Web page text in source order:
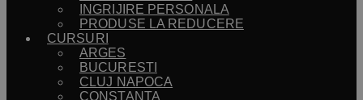
INGRIJIRE PERSONALA
PRODUSE LA REDUCERE
CURSURI
ARGES
BUCURESTI
CLUJ NAPOCA
CONSTANTA